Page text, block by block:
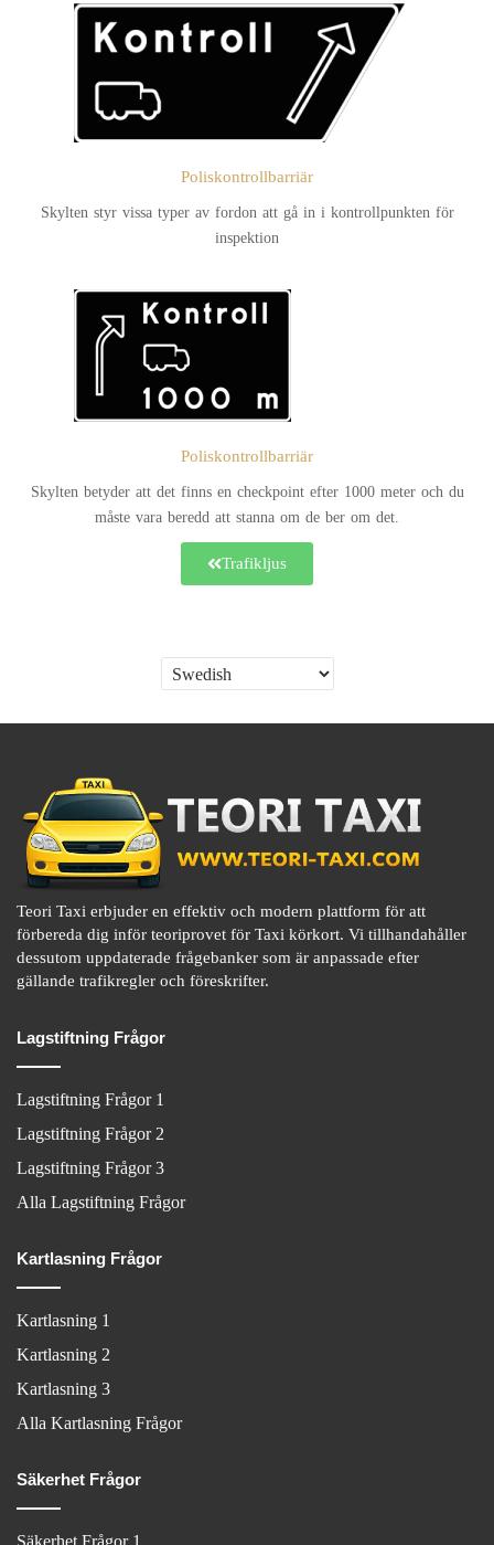
Poliskontrollbarriär
Skylten styr vissa typer av fordon att gå in i kontrollpunkten för
inspektion
Poliskontrollbarriär
Skylten betyder att det finns en checkpoint efter 1000 meter och du
måste vara beredd att stanna om de ber om det.
Trafikljus
Teori Taxi erbjuder en effektiv och modern plattform för att
förbereda dig inför teoriprovet för Taxi körkort. Vi tillhandahåller
dessutom uppdaterade frågebanker som är anpassade efter
gällande trafikregler och föreskrifter.
Lagstiftning Frågor
Lagstiftning Frågor 1
Lagstiftning Frågor 2
Lagstiftning Frågor 3
Alla Lagstiftning Frågor
Kartlasning Frågor
Kartlasning 1
Kartlasning 2
Kartlasning 3
Alla Kartlasning Frågor
Säkerhet Frågor
Säkerhet Frågor 1